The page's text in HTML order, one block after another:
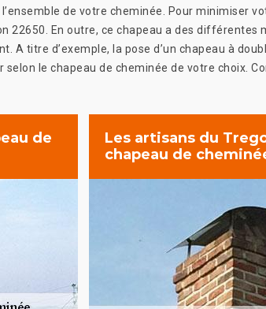
de votre cheminée. Pour minimiser
22650. En outre, ce chapeau a des différentes
A titre d’exemple, la pose d’un chapeau à
selon le chapeau de cheminée de votre choix.
de
Les artisans du
chapeau de